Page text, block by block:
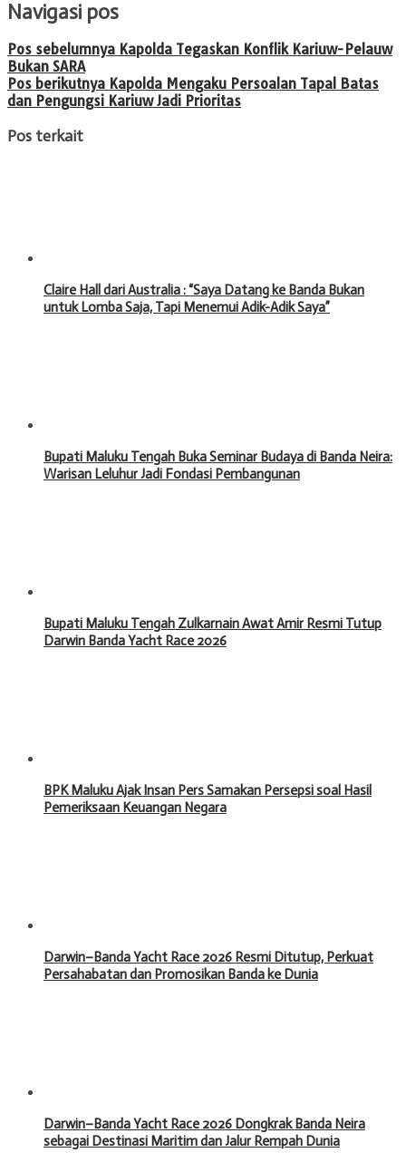
Navigasi pos
Pos sebelumnya Kapolda Tegaskan Konflik Kariuw-Pelauw
Bukan SARA
Pos berikutnya Kapolda Mengaku Persoalan Tapal Batas
dan Pengungsi Kariuw Jadi Prioritas
Pos terkait
Claire Hall dari Australia : “Saya Datang ke Banda Bukan
untuk Lomba Saja, Tapi Menemui Adik-Adik Saya”
Bupati Maluku Tengah Buka Seminar Budaya di Banda Neira:
Warisan Leluhur Jadi Fondasi Pembangunan
Bupati Maluku Tengah Zulkarnain Awat Amir Resmi Tutup
Darwin Banda Yacht Race 2026
BPK Maluku Ajak Insan Pers Samakan Persepsi soal Hasil
Pemeriksaan Keuangan Negara
Darwin–Banda Yacht Race 2026 Resmi Ditutup, Perkuat
Persahabatan dan Promosikan Banda ke Dunia
Darwin–Banda Yacht Race 2026 Dongkrak Banda Neira
sebagai Destinasi Maritim dan Jalur Rempah Dunia